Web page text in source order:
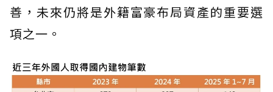
善，未來仍將是外籍富豪布局資產的重要選
項之一。